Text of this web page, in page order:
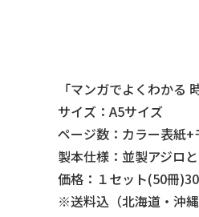
「マンガでよくわかる
サイズ：A5サイズ
ページ数：カラー表紙+
製本仕様：並製アジロ
価格：１セット(50冊
※送料込（北海道・沖縄